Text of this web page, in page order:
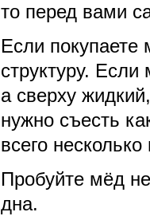
то перед вами
Если покупаете
структуру.
а сверху
нужно съесть
всего
Пробуйте мёд
дна.